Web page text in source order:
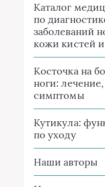
Каталог
по
заболеваний
кожи кистей
Косточка на
ноги:
симптомы
Кутикула:
по уходу
Наши авторы